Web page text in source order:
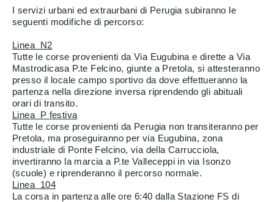
I servizi urbani ed extraurbani di Perugia subiranno le
seguenti modifiche di percorso:
Linea N2
Tutte le corse provenienti da Via Eugubina e dirette a Via
Mastrodicasa P.te Felcino, giunte a Pretola, si attesteranno
presso il locale campo sportivo da dove effettueranno la
partenza nella direzione inversa riprendendo gli abituali
orari di transito.
Linea P festiva
Tutte le corse provenienti da Perugia non transiteranno per
Pretola, ma proseguiranno per via Eugubina, zona
industriale di Ponte Felcino, via della Carrucciola,
invertiranno la marcia a P.te Valleceppi in via Isonzo
(scuole) e riprenderanno il percorso normale.
Linea 104
La corsa in partenza alle ore 6:40 dalla Stazione FS di